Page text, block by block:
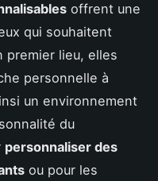
offrent une
qui souhaitent
premier lieu, elles
personnelle à
un environnement
du
personnaliser des
ou pour les